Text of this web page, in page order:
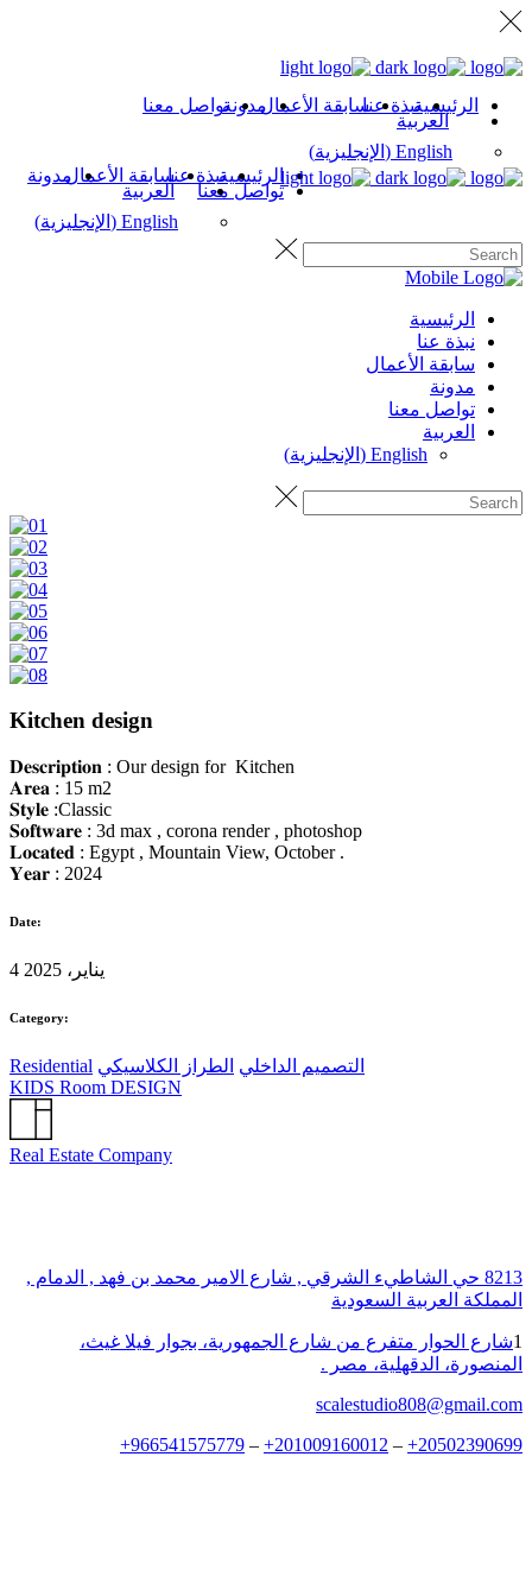
الرئيسيةنبذة عناسابقة الأعمالمدونةتواصل معنا
العربية
English
( الإنجليزية)
الرئيسيةنبذة عناسابقة الأعمالمدونة
تواصل معنا
العربية
English
( الإنجليزية)
الرئيسية
نبذة عنا
سابقة الأعمال
مدونة
تواصل معنا
العربية
English
( الإنجليزية)
Kitchen design
𝐃𝐞𝐬𝐜𝐫𝐢𝐩𝐭𝐢𝐨𝐧 : Our design for Kitchen
𝐀𝐫𝐞𝐚 : 15 m2
𝐒𝐭𝐲𝐥𝐞 :Classic
𝐒𝐨𝐟𝐭𝐰𝐚𝐫𝐞 : 3d max , corona render , photoshop
𝐋𝐨𝐜𝐚𝐭𝐞𝐝 : Egypt , Mountain View, October .
𝐘𝐞𝐚𝐫 : 2024
Date:
4 يناير، 2025
Category:
Residential التصميم الداخلي الطراز الكلاسيكي
KIDS Room DESIGN
Real Estate Company
8213 حي الشاطيء الشرقي , شارع الامير محمد بن فهد , الدمام ,
المملكة العربية السعودية
1شارع الحوار متفرع من شارع الجمهورية، بجوار فيلا غيث،
المنصورة، الدقهلية، مصر .
scalestudio808@gmail.com
20502390699
+
–
201009160012
+
–
966541575779
+